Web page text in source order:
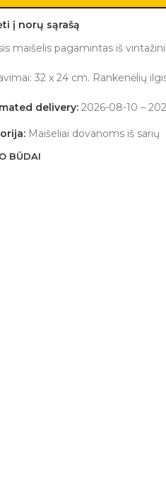
į norų sąrašą
maišelis pagamintas iš
32 x 24 cm. Rankenėlių
delivery:2026-08-10 –
Maišeliai dovanoms iš sarių
BŪDAI